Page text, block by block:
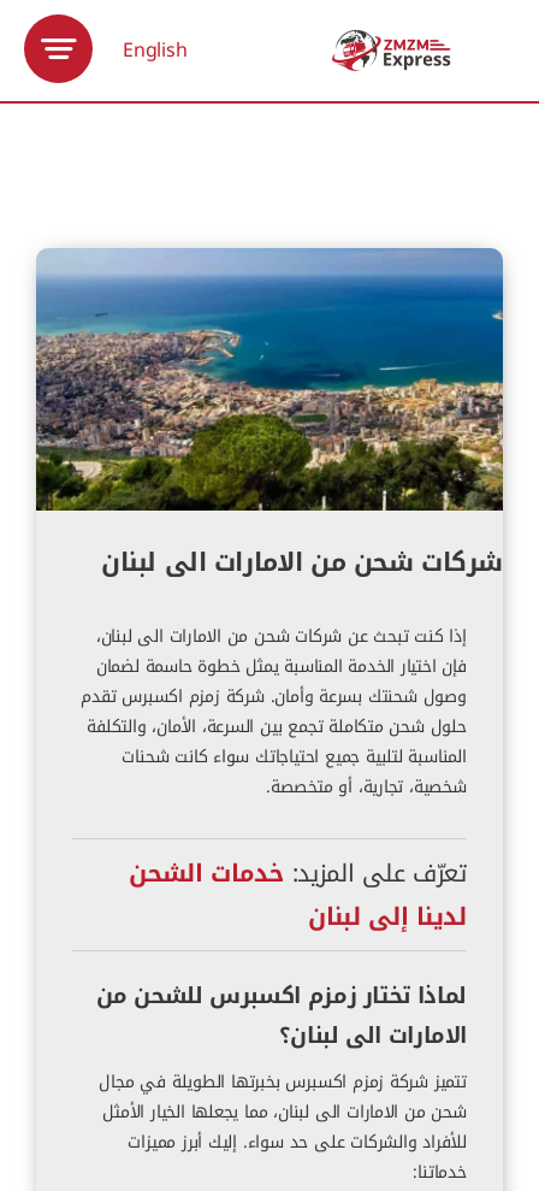
English
شركات شحن من الامارات الى لبنان
إذا كنت تبحث عن شركات شحن من الامارات الى لبنان،
فإن اختيار الخدمة المناسبة يمثل خطوة حاسمة لضمان
وصول شحنتك بسرعة وأمان. شركة زمزم اكسبرس تقدم
حلول شحن متكاملة تجمع بين السرعة، الأمان، والتكلفة
المناسبة لتلبية جميع احتياجاتك سواء كانت شحنات
شخصية، تجارية، أو متخصصة.
تعرّف على المزيد: خدمات الشحن
لدينا إلى لبنان
لماذا تختار زمزم اكسبرس للشحن من
الامارات الى لبنان؟
تتميز شركة زمزم اكسبرس بخبرتها الطويلة في مجال
شحن من الامارات الى لبنان، مما يجعلها الخيار الأمثل
للأفراد والشركات على حد سواء. إليك أبرز مميزات
خدماتنا: